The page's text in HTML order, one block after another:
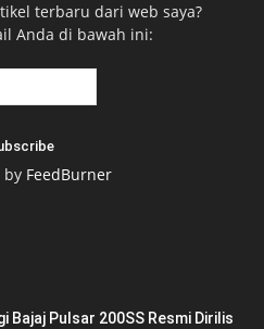
terbaru dari web saya?
Anda di bawah ini:
by FeedBurner
Bajaj Pulsar 200SS Resmi Dirilis